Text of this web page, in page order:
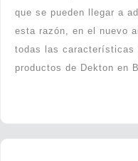
que se pueden llegar a
esta razón, en el nuevo
todas las características
productos de Dekton en